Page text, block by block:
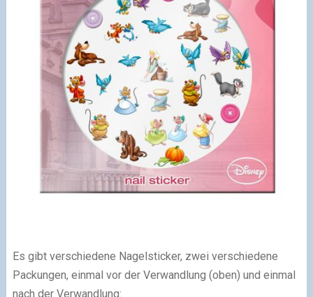
Es gibt verschiedene Nagelsticker, zwei verschiedene
Packungen, einmal vor der Verwandlung (oben) und einmal
nach der Verwandlung: